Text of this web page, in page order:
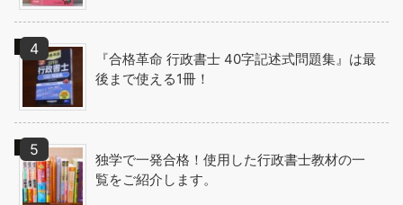
『合格革命 行政書士 40字記述式問題集』は最
後まで使える1冊！
独学で一発合格！使用した行政書士教材の一
覧をご紹介します。